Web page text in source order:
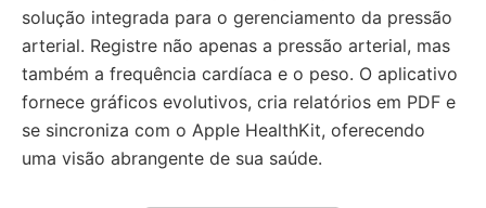
solução integrada para o gerenciamento da pressão
arterial. Registre não apenas a pressão arterial, mas
também a frequência cardíaca e o peso. O aplicativo
fornece gráficos evolutivos, cria relatórios em PDF e
se sincroniza com o Apple HealthKit, oferecendo
uma visão abrangente de sua saúde.